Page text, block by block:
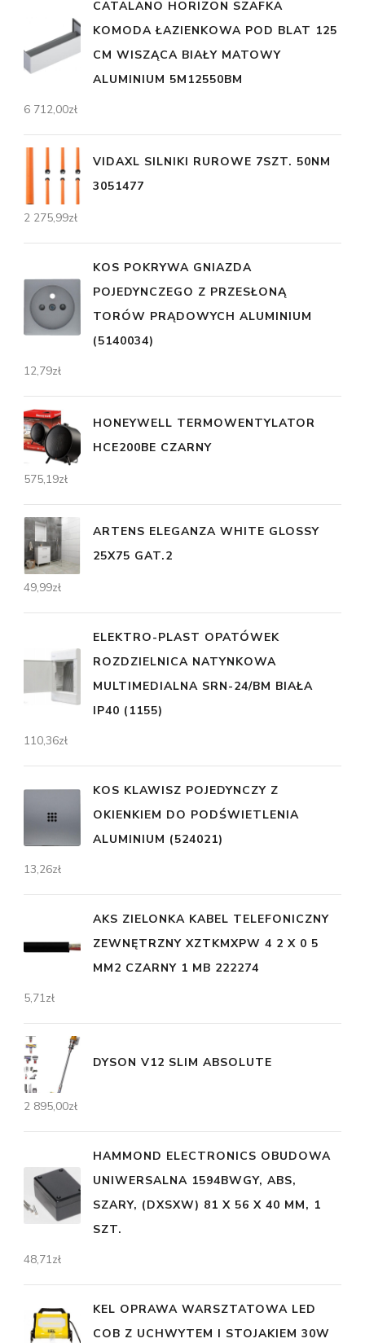
CATALANO HORIZON SZAFKA
KOMODA ŁAZIENKOWA POD BLAT 125
CM WISZĄCA BIAŁY MATOWY
ALUMINIUM 5M12550BM
6 712,00zł
VIDAXL SILNIKI RUROWE 7SZT. 50NM
3051477
2 275,99zł
KOS POKRYWA GNIAZDA
POJEDYNCZEGO Z PRZESŁONĄ
TORÓW PRĄDOWYCH ALUMINIUM
(5140034)
12,79zł
HONEYWELL TERMOWENTYLATOR
HCE200BE CZARNY
575,19zł
ARTENS ELEGANZA WHITE GLOSSY
25X75 GAT.2
49,99zł
ELEKTRO-PLAST OPATÓWEK
ROZDZIELNICA NATYNKOWA
MULTIMEDIALNA SRN-24/BM BIAŁA
IP40 (1155)
110,36zł
KOS KLAWISZ POJEDYNCZY Z
OKIENKIEM DO PODŚWIETLENIA
ALUMINIUM (524021)
13,26zł
AKS ZIELONKA KABEL TELEFONICZNY
ZEWNĘTRZNY XZTKMXPW 4 2 X 0 5
MM2 CZARNY 1 MB 222274
5,71zł
DYSON V12 SLIM ABSOLUTE
2 895,00zł
HAMMOND ELECTRONICS OBUDOWA
UNIWERSALNA 1594BWGY, ABS,
SZARY, (DXSXW) 81 X 56 X 40 MM, 1
SZT.
48,71zł
KEL OPRAWA WARSZTATOWA LED
COB Z UCHWYTEM I STOJAKIEM 30W